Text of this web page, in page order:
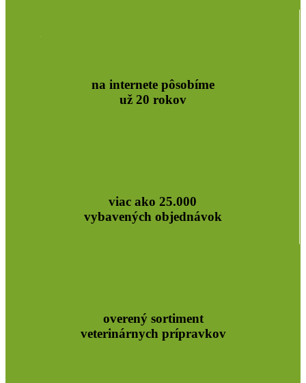
na internete pôsobíme
už 20 rokov
viac ako 25.000
vybavených objednávok
overený sortiment
veterinárnych prípravkov